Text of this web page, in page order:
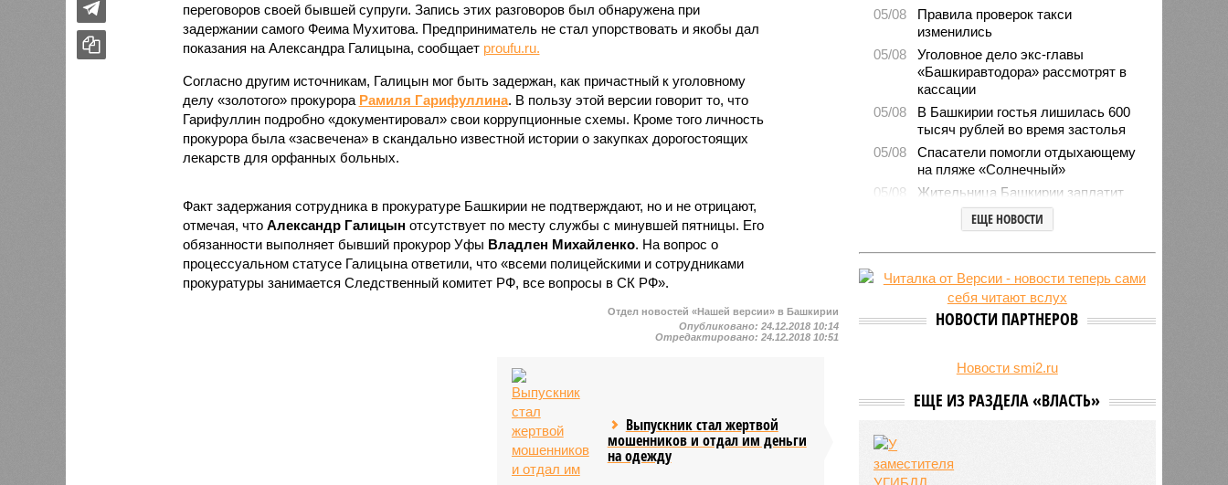
переговоров своей бывшей супруги. Запись этих разговоров был обнаружена при
задержании самого Феима Мухитова. Предприниматель не стал упорствовать и якобы дал
показания на Александра Галицына, сообщает proufu.ru.
Согласно другим источникам, Галицын мог быть задержан, как причастный к уголовному
делу «золотого» прокурора Рамиля Гарифуллина. В пользу этой версии говорит то, что
Гарифуллин подробно «документировал» свои коррупционные схемы. Кроме того личность
прокурора была «засвечена» в скандально известной истории о закупках дорогостоящих
лекарств для орфанных больных.
Факт задержания сотрудника в прокуратуре Башкирии не подтверждают, но и не отрицают,
отмечая, что Александр Галицын отсутствует по месту службы с минувшей пятницы. Его
обязанности выполняет бывший прокурор Уфы Владлен Михайленко. На вопрос о
процессуальном статусе Галицына ответили, что «всеми полицейскими и сотрудниками
прокуратуры занимается Следственный комитет РФ, все вопросы в СК РФ».
Отдел новостей «Нашей версии» в Башкирии
Опубликовано:24.12.2018 10:14
Отредактировано:24.12.2018 10:51
Выпускник стал жертвой
мошенников и отдал им деньги
на одежду
05/08
Правила проверок такси
изменились
05/08
Уголовное дело экс-главы
«Башкиравтодора» рассмотрят в
кассации
05/08
В Башкирии гостья лишилась 600
тысяч рублей во время застолья
05/08
Спасатели помогли отдыхающему
на пляже «Солнечный»
05/08
Жительница Башкирии заплатит
штраф за грубое общение в
мессенджереЕЩЕ НОВОСТИ
НОВОСТИ ПАРТНЕРОВ
Новости smi2.ru
ЕЩЕ ИЗ РАЗДЕЛА «ВЛАСТЬ»